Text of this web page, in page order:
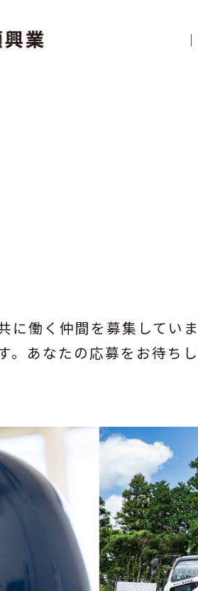
に働く仲間を募集してい
。あなたの応募をお待ちし